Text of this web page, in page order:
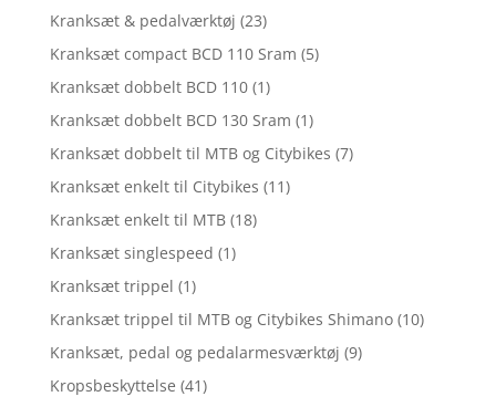
Kranksæt & pedalværktøj (23)
Kranksæt compact BCD 110 Sram (5)
Kranksæt dobbelt BCD 110 (1)
Kranksæt dobbelt BCD 130 Sram (1)
Kranksæt dobbelt til MTB og Citybikes (7)
Kranksæt enkelt til Citybikes (11)
Kranksæt enkelt til MTB (18)
Kranksæt singlespeed (1)
Kranksæt trippel (1)
Kranksæt trippel til MTB og Citybikes Shimano (10)
Kranksæt, pedal og pedalarmesværktøj (9)
Kropsbeskyttelse (41)